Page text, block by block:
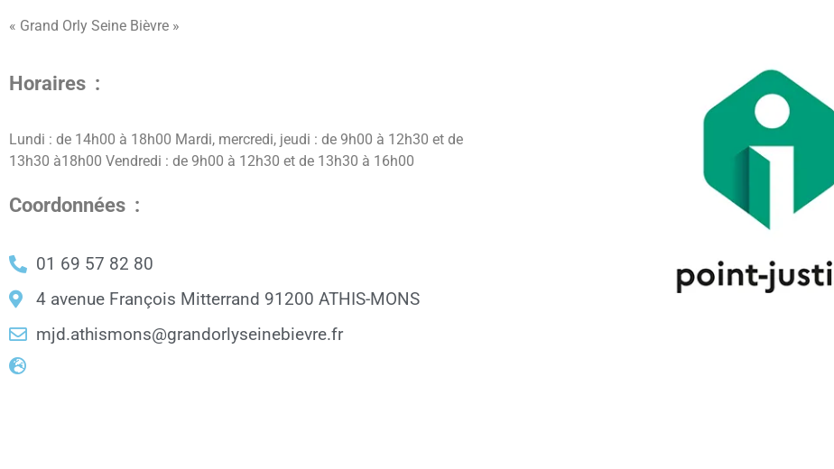
« Grand Orly Seine Bièvre »
Horaires :
Lundi : de 14h00 à 18h00 Mardi, mercredi, jeudi : de 9h00 à 12h30 et de
13h30 à18h00 Vendredi : de 9h00 à 12h30 et de 13h30 à 16h00
Coordonnées :
01 69 57 82 80
4 avenue François Mitterrand 91200 ATHIS-MONS
mjd.athismons@grandorlyseinebievre.fr